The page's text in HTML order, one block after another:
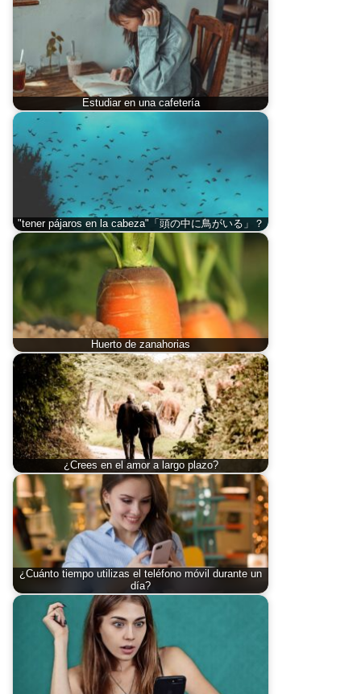
Estudiar en una cafetería
"tener pájaros en la cabeza"「頭の中に鳥がいる」？
Huerto de zanahorias
¿Crees en el amor a largo plazo?
¿Cuánto tiempo utilizas el teléfono móvil durante un
día?